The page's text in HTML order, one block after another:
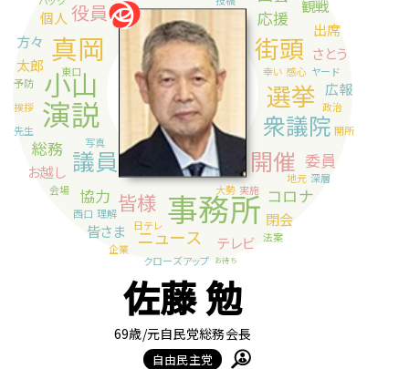
佐藤 勉
69歳/元自民党総務会長
自由民主党